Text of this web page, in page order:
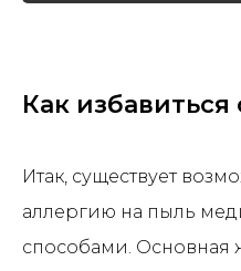
Как
Итак, существует
аллергию на пыль
способами. Основная